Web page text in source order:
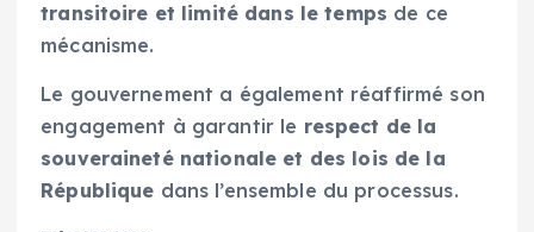
transitoire et limité dans le temps de ce
mécanisme.
Le gouvernement a également réaffirmé son
engagement à garantir le respect de la
souveraineté nationale et des lois de la
République dans l’ensemble du processus.